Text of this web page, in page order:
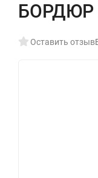
БОРДЮР
Оставить отзыв